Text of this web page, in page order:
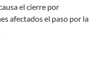
el cierre por
afectados el paso por la